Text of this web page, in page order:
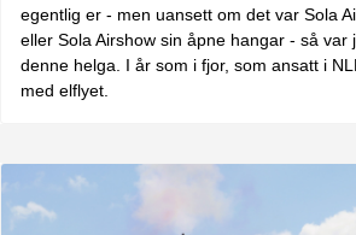
egentlig er - men uansett om det var Sola
eller Sola Airshow sin åpne hangar - så var
denne helga. I år som i fjor, som ansatt i
med elflyet.